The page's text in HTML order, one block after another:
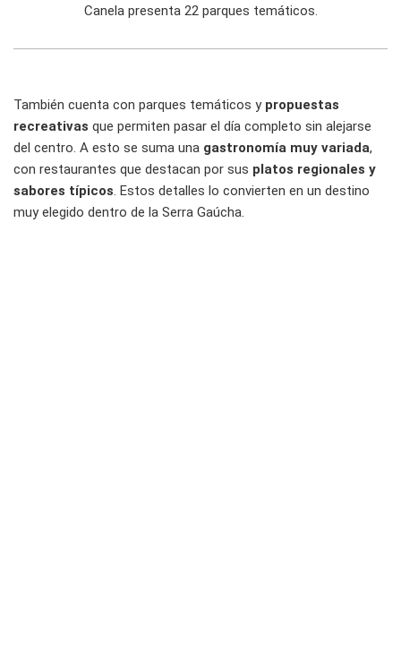
Canela presenta 22 parques temáticos.
También cuenta con parques temáticos y propuestas
recreativas que permiten pasar el día completo sin alejarse
del centro. A esto se suma una gastronomía muy variada,
con restaurantes que destacan por sus platos regionales y
sabores típicos. Estos detalles lo convierten en un destino
muy elegido dentro de la Serra Gaúcha.